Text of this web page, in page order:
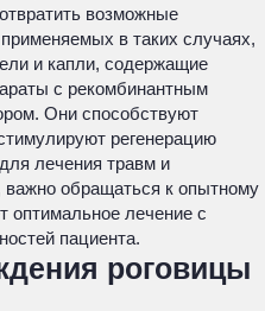
возможные
в таких случаях,
и капли, содержащие
с рекомбинантным
Они способствуют
регенерацию
лечения травм и
важно обращаться к опытному
оптимальное лечение с
пациента.
роговицы